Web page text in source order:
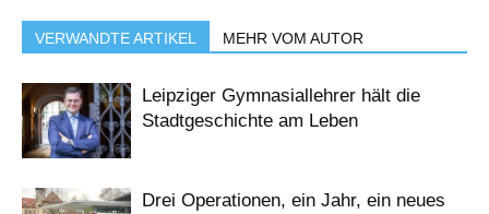
VERWANDTE ARTIKEL MEHR VOM AUTOR
Leipziger Gymnasiallehrer hält die
Stadtgeschichte am Leben
Drei Operationen, ein Jahr, ein neues